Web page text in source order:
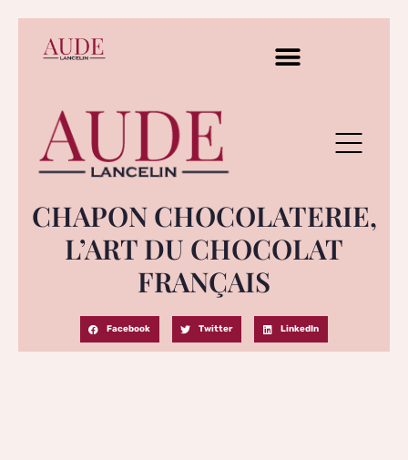
CHAPON CHOCOLATERIE,
L’ART DU CHOCOLAT
FRANÇAIS
Facebook Twitter LinkedIn